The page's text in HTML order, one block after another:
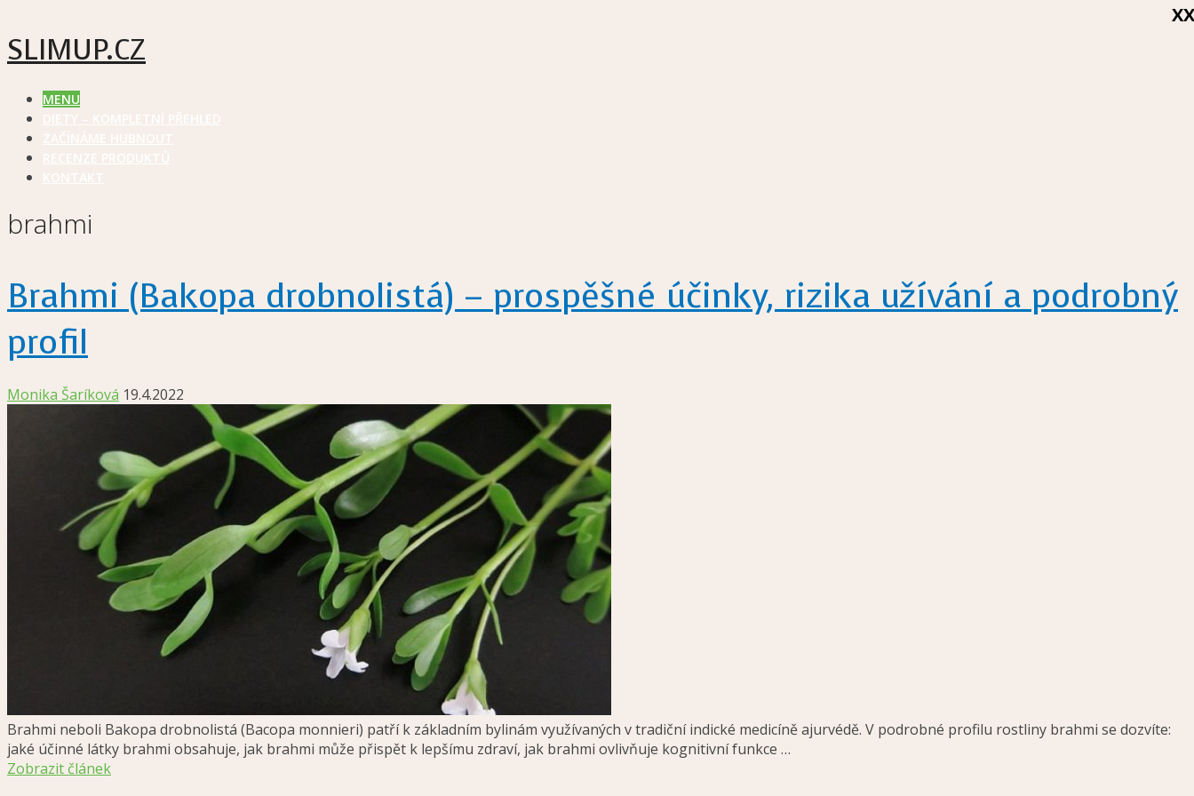
SLIMUP.CZ
MENU
brahmi
Brahmi (Bakopa drobnolistá) – prospěšné účinky, rizika užívání a podrobný
profil
Monika Šaríková 19.4.2022
Brahmi neboli Bakopa drobnolistá (Bacopa monnieri) patří k základním bylinám využívaných v tradiční indické medicíně ajurvédě. V podrobné profilu rostliny brahmi se dozvíte:
jaké účinné látky brahmi obsahuje, jak brahmi může přispět k lepšímu zdraví, jak brahmi ovlivňuje kognitivní funkce …
Zobrazit článek
XX